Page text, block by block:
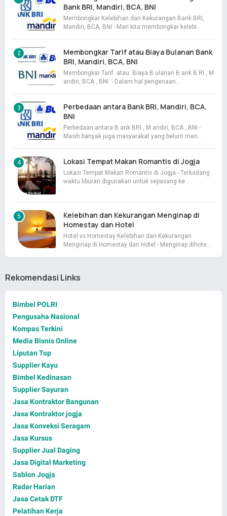
Bank BRI, Mandiri, BCA, BNI
Membongkar Kelebihan dan Kekurangan Bank BRI,
Mandiri, BCA, BNI - Mari kita membongkar kelebi…
Membongkar Tarif atau Biaya Bulanan Bank
BRI, Mandiri, BCA, BNI
Membongkar Tarif atau Biaya B ulanan B ank B RI , M
andiri, BCA , BNI - Dalam hal pengenaan…
Perbedaan antara Bank BRI, Mandiri, BCA,
BNI
Perbedaan antara B ank BRI , M andiri, BCA , BNI -
Masih banyak juga masyarakat yang belum men…
Lokasi Tempat Makan Romantis di Jogja
Lokasi Tempat Makan Romantis di Jogja - Terkadang
waktu liburan digunakan untuk sepasang ke…
Kelebihan dan Kekurangan Menginap di
Homestay dan Hotel
Hotel vs Homestay Kelebihan dan Kekurangan
Menginap di Homestay dan Hotel - Menginap dihote…
Rekomendasi Links
Bimbel POLRI
Pengusaha Nasional
Kompas Terkini
Media Bisnis Online
Liputan Top
Supplier Kayu
Bimbel Kedinasan
Supplier Sayuran
Jasa Kontraktor Bangunan
Jasa Kontraktor jogja
Jasa Konveksi Seragam
Jasa Kursus
Supplier Jual Daging
Jasa Digital Marketing
Sablon Jogja
Radar Harian
Jasa Cetak DTF
Pelatihan Kerja